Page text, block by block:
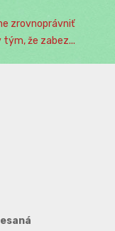
zrovnoprávniť
že zabez...